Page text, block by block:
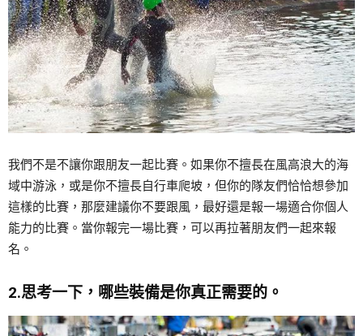
我們不是不讓你跟朋友一起比賽。如果你不擅長在風高浪大的海
域中游泳，或是你不擅長自行車爬坡，但你的隊友們恰恰想參加
這樣的比賽，那麼建議你不要跟風，最好還是報一場適合你個人
能力的比賽。當你報完一場比賽，可以再拉著朋友們一起來報
名。
2.思考一下，哪些裝備是你真正需要的。